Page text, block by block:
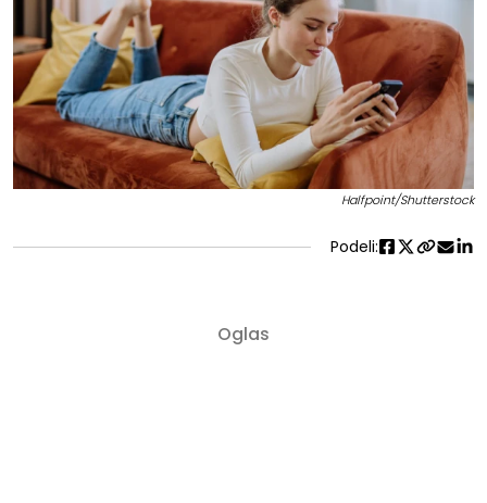
Halfpoint/Shutterstock
Podeli: